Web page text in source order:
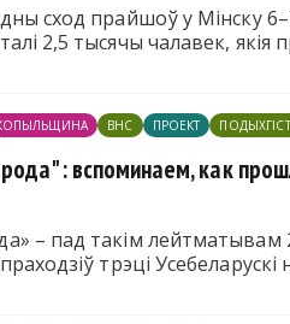
сход прайшоў у Мінску
2,5 тысячы чалавек, якія
ВНС ПРОЕКТ
вспоминаем, как
– пад такім лейтматывам
праходзіў трэці